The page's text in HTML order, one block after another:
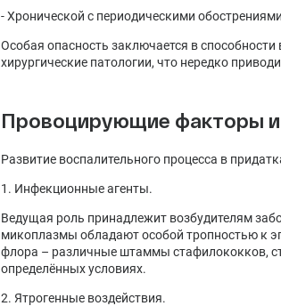
- Хронической с периодическими
Особая опасность заключается в
хирургические патологии, что нередко
Провоцирующие факторы и
Развитие воспалительного процесса в
1. Инфекционные агенты.
Ведущая роль принадлежит возбудителям
микоплазмы обладают особой тропностью к
флора – различные штаммы стафилококков,
определённых условиях.
2. Ятрогенные воздействия.